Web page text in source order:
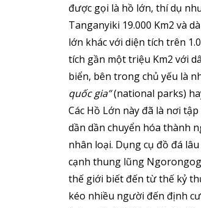
được gọi là hồ lớn, thí dụ
Tanganyiki 19.000 Km2 và
lớn khác với diện tích trên
tích gần một triệu Km2 với
biển, bên trong chủ yếu là
quốc gia”(national parks)
Các Hồ Lớn này đã là nơi
dần dần chuyển hóa thành
nhân loại. Dụng cụ đồ đá
cạnh thung lũng
thế giới biết đến từ thế kỷ
kéo nhiều người đến định